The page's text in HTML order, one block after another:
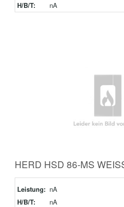
H/B/T:
nA
HERD HSD 86-MS
Leistung: nA
H/B/T:
nA